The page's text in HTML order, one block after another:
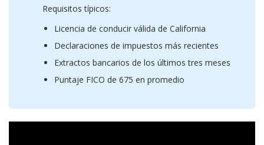
Requisitos típicos:
Licencia de conducir válida de California
Declaraciones de impuestos más recientes
Extractos bancarios de los últimos tres meses
Puntaje FICO de 675 en promedio